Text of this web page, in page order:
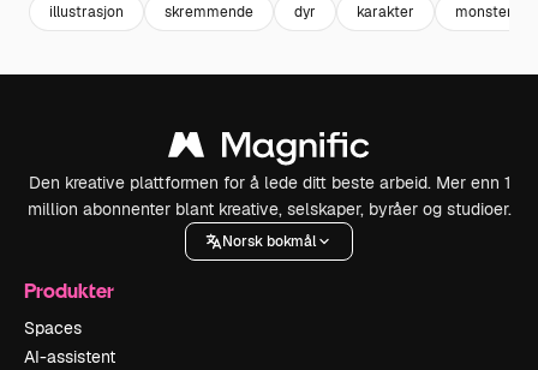
illustrasjon skremmende dyr karakter monster
Den kreative plattformen for å lede ditt beste arbeid. Mer enn 1
million abonnenter blant kreative, selskaper, byråer og studioer.
Norsk bokmål
Produkter
Spaces
AI-assistent